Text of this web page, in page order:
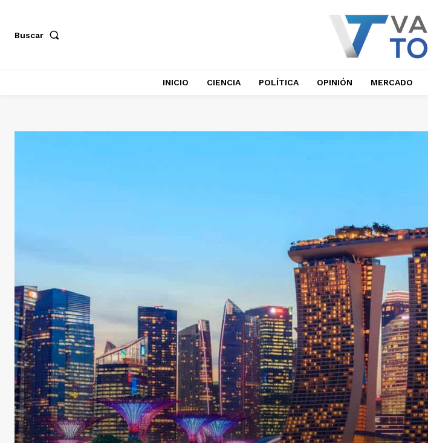
Buscar
INICIO CIENCIA POLÍTICA OPINIÓN MERCADO